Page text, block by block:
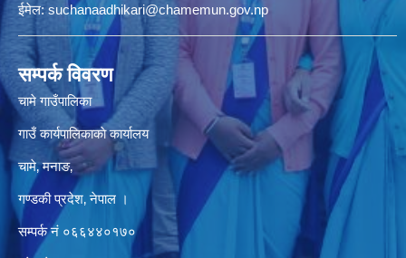
ईमेल: suchanaadhikari@chamemun.gov.np
सम्पर्क विवरण
चामे गाउँपालिका
गाउँ कार्यपालिकाकाे कार्यालय
चामे‚ मनाङ‚
गण्डकी प्रदेश‚ नेपाल ।
सम्पर्क न‌ं‍ ०६६४४०१७०